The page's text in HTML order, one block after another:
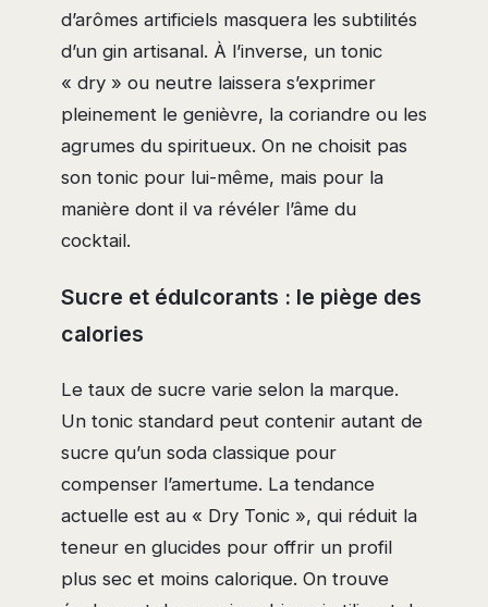
d’arômes artificiels masquera les subtilités
d’un gin artisanal. À l’inverse, un tonic
« dry » ou neutre laissera s’exprimer
pleinement le genièvre, la coriandre ou les
agrumes du spiritueux. On ne choisit pas
son tonic pour lui-même, mais pour la
manière dont il va révéler l’âme du
cocktail.
Sucre et édulcorants : le piège des
calories
Le taux de sucre varie selon la marque.
Un tonic standard peut contenir autant de
sucre qu’un soda classique pour
compenser l’amertume. La tendance
actuelle est au « Dry Tonic », qui réduit la
teneur en glucides pour offrir un profil
plus sec et moins calorique. On trouve